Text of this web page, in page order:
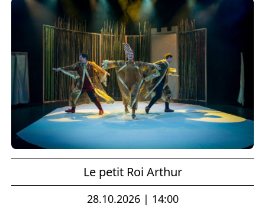
Le petit Roi Arthur
28.10.2026 | 14:00